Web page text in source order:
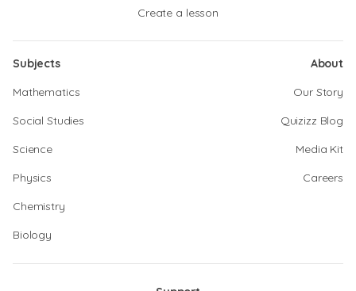
Create a lesson
Subjects
Mathematics
Social Studies
Science
Physics
Chemistry
Biology
About
Our Story
Quizizz Blog
Media Kit
Careers